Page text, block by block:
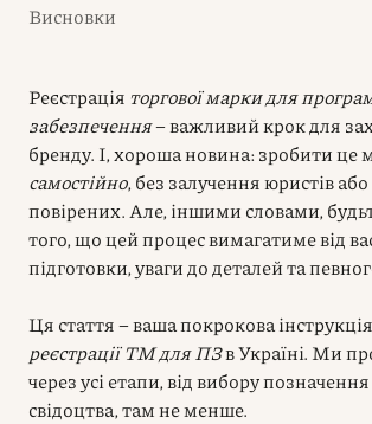
Висновки
Реєстрація торгової марки для
забезпечення– важливий крок для
бренду. І, хороша новина: зробити це
самостійно, без залучення юристів
повірених. Але, іншими словами,
того, що цей процес вимагатиме від
підготовки, уваги до деталей та
Ця стаття – ваша покрокова
реєстрації ТМ для ПЗв Україні. Ми
через усі етапи, від вибору
свідоцтва, там не менше.